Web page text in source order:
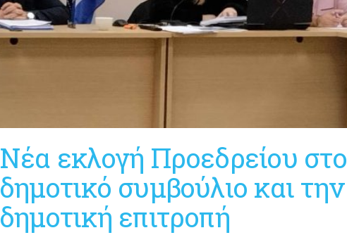
Νέα εκλογή Προεδρείου στο
δημοτικό συμβούλιο και την
δημοτική επιτροπή